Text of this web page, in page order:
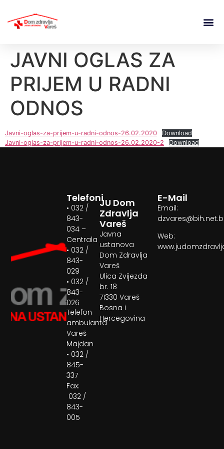
JAVNI OGLAS ZA
PRIJEM U RADNI
ODNOS
Javni-oglas-za-prijem-u-radni-odnos-26.02.2020
Download
Javni-oglas-za-prijem-u-radni-odnos-26.02.2020-2
Download
JU Dom
Zdravlja
Vareš
Javna
ustanova
Dom Zdravlja
Vareš
Ulica Zvijezda
br. 18
71330 Vareš
Bosna i
Hercegovina
Telefoni
• 032 /
843-
034 –
Centrala
• 032 /
843-
029
• 032 /
843-
026
Telefon
ambulanta
Vareš
Majdan
• 032 /
845-
337
Fax:
032 /
843-
005
E-Mail
Email:
Web: